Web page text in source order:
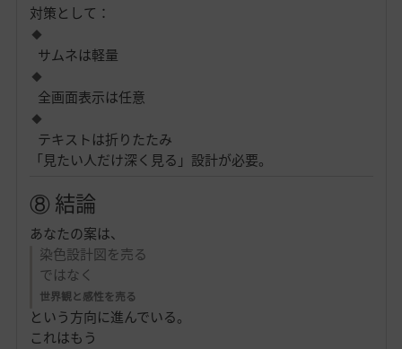
対策として：
サムネは軽量
全画面表示は任意
テキストは折りたたみ
「見たい人だけ深く見る」設計が必要。
⑧ 結論
あなたの案は、
染色設計図を売る
ではなく
世界観と感性を売る
という方向に進んでいる。
これはもう